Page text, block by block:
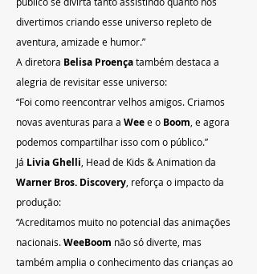
divertimos criando esse universo repleto de
aventura, amizade e humor.”
A diretora Belisa Proença também destaca a
alegria de revisitar esse universo:
“Foi como reencontrar velhos amigos. Criamos
novas aventuras para a Wee e o Boom , e agora
podemos compartilhar isso com o público.”
Já Livia Ghelli , Head de Kids & Animation da
Warner Bros. Discovery , reforça o impacto da
produção:
“Acreditamos muito no potencial das animações
nacionais. WeeBoom não só diverte, mas
também amplia o conhecimento das crianças ao